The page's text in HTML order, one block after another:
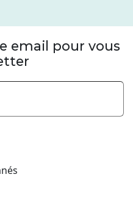
email pour vous